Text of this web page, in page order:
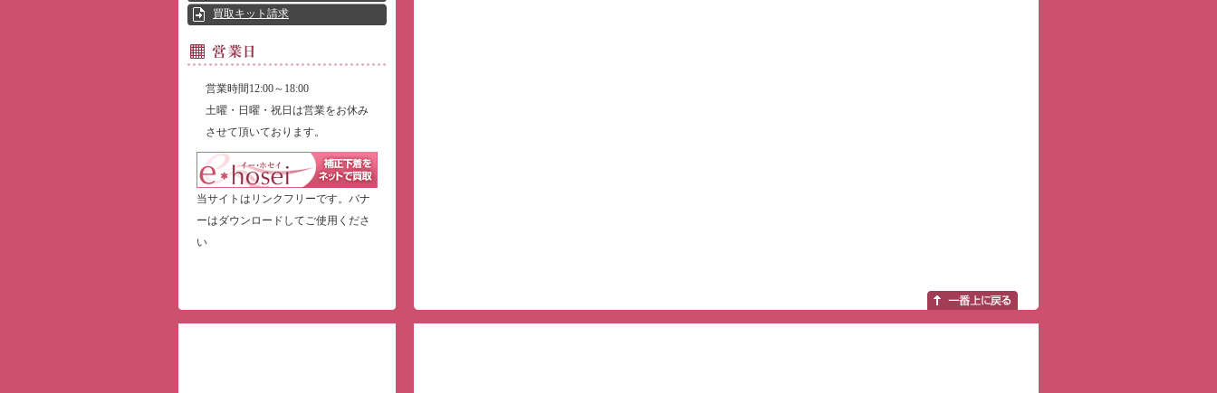
買取キット請求
営業時間12:00～18:00
土曜・日曜・祝日は営業をお休み
させて頂いております。
当サイトはリンクフリーです。バナ
ーはダウンロードしてご使用くださ
い